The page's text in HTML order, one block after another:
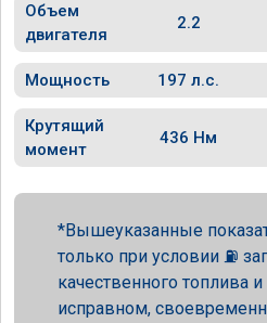
Объем
двигателя
2.2
Мощность 197 л.с.
Крутящий
момент
436 Нм
Вышеуказанные
только при условии ⛽
качественного топлива
исправном,